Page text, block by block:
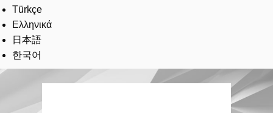
Türkçe
Ελληνικά
日本語
한국어